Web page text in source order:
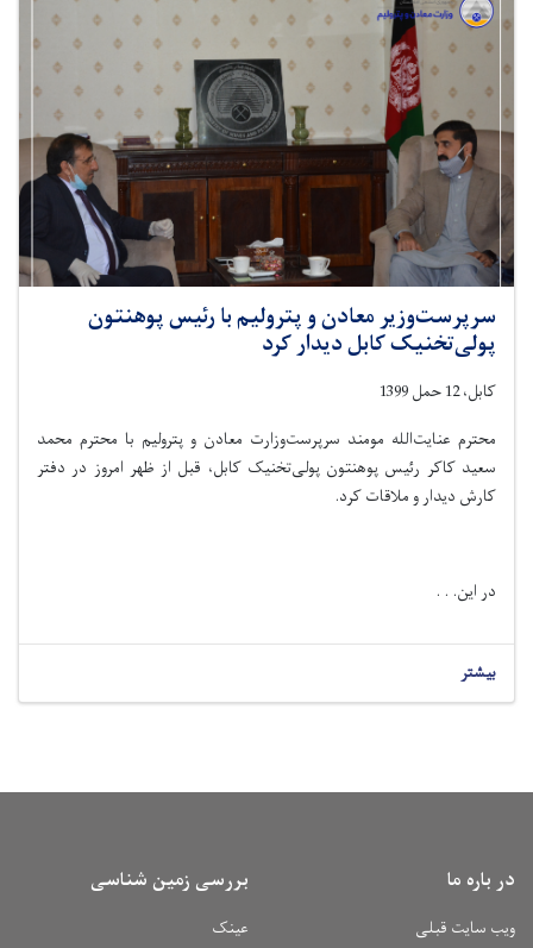
سرپرست‌وزیر معادن و پترولیم با رئیس پوهنتون
پولی‌تخنیک کابل دیدار کرد
کابل، 12 حمل 1399
محترم عنایت‌الله مومند سرپرست‌وزارت معادن و پترولیم با محترم محمد
سعید کاکر رئیس پوهنتون پولی‌تخنیک کابل، قبل از ظهر امروز در دفتر
کارش دیدار و ملاقات کرد.
در این. . .
بیشتر
در باره ما
ویب سایت قبلی
بررسی زمین شناسی
عینک